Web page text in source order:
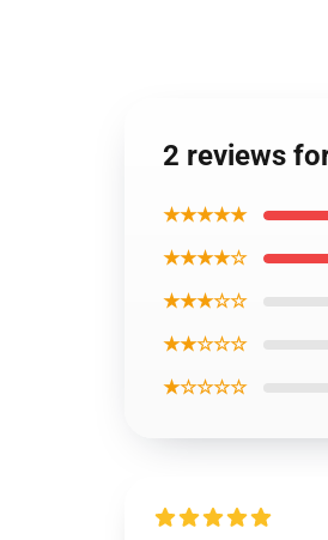
2 reviews
★★★★★
★★★★☆
★★★☆☆
★★☆☆☆
★☆☆☆☆